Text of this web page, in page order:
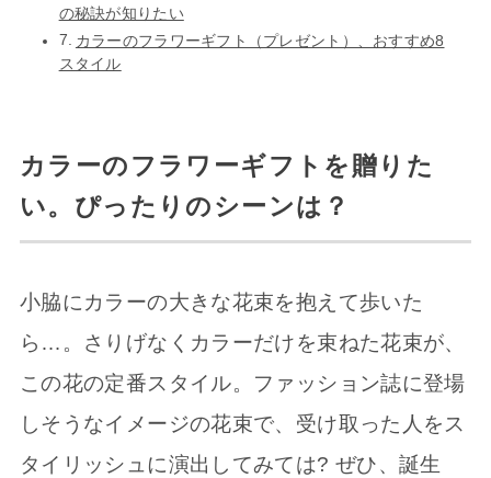
の秘訣が知りたい
カラーのフラワーギフト（プレゼント）、おすすめ8
スタイル
カラーのフラワーギフトを贈りた
い。ぴったりのシーンは？
小脇にカラーの大きな花束を抱えて歩いた
ら…。さりげなくカラーだけを束ねた花束が、
この花の定番スタイル。ファッション誌に登場
しそうなイメージの花束で、受け取った人をス
タイリッシュに演出してみては? ぜひ、誕生